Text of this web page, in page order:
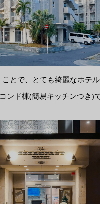
とで、とても綺麗なホテ
ンド棟(簡易キッチンつき)